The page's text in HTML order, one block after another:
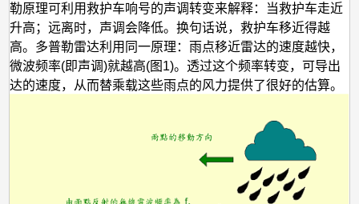
勒原理可利用救护车响号的声调转变来解释：当救护车走近
升高；远离时，声调会降低。换句话说，救护车移近得越
高。多普勒雷达利用同一原理：雨点移近雷达的速度越快，
微波频率(即声调)就越高(图1)。透过这个频率转变，可导出
达的速度，从而替乘载这些雨点的风力提供了很好的估算。